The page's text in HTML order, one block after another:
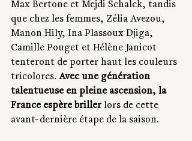
Max Bertone et Mejdi Schalck, tandis
que chez les femmes, Zélia Avezou,
Manon Hily, Ina Plassoux Djiga,
Camille Pouget et Hélène Janicot
tenteront de porter haut les couleurs
tricolores. Avec une génération
talentueuse en pleine ascension, la
France espère briller lors de cette
avant-dernière étape de la saison.